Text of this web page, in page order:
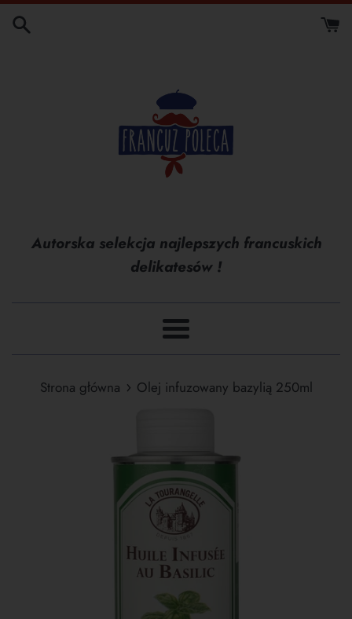
Przejdź
do
Autorska selekcja najlepszych francuskich
delikatesów !
Menu
Strona główna › Olej infuzowany bazylią 250ml